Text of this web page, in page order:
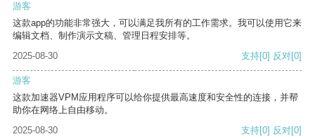
游客
这款app的功能非常强大，可以满足我所有的工作需求。我可以使用它来
编辑文档、制作演示文稿、管理日程安排等。
2025-08-30
支持[0] 反对[0]
游客
这款加速器VPM应用程序可以给你提供最高速度和安全性的连接，并帮
助你在网络上自由移动。
2025-08-30
支持[0] 反对[0]